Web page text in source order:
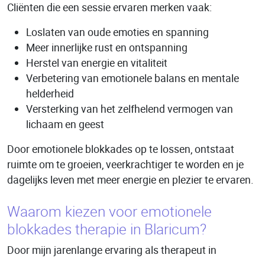
Cliënten die een sessie ervaren merken vaak:
Loslaten van oude emoties en spanning
Meer innerlijke rust en ontspanning
Herstel van energie en vitaliteit
Verbetering van emotionele balans en mentale
helderheid
Versterking van het zelfhelend vermogen van
lichaam en geest
Door emotionele blokkades op te lossen, ontstaat
ruimte om te groeien, veerkrachtiger te worden en je
dagelijks leven met meer energie en plezier te ervaren.
Waarom kiezen voor emotionele
blokkades therapie in Blaricum?
Door mijn jarenlange ervaring als therapeut in